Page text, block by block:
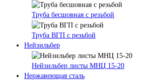
Труба бесшовная с резьбой
Труба ВГП с резьбой
Нейзильбер
Нейзильбер листы МНЦ 15-20
Нержавеющая сталь